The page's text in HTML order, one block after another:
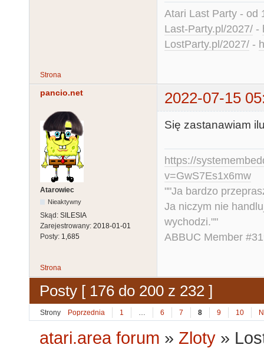
Atari Last Party - od
Last-Party.pl/2027/ -
LostParty.pl/2027/ -
Strona
pancio.net 2022-07-15
Atarowiec
Nieaktywny
Skąd: SILESIA
Zarejestrowany: 2018-01-01
Posty: 1,685
Się zastanawiam
https://
v=GwS7Es1x6mw
""Ja bardzo
Ja niczym nie
wychodzi.""
ABBUC Member
Strona
Posty [ 176 do 200 z 232 ]
Strony Poprzednia 1 6 7 8 9 10
atari.area forum » Zloty »